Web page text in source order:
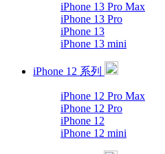
iPhone 13 Pro Max
iPhone 13 Pro
iPhone 13
iPhone 13 mini
iPhone 12 系列
iPhone 12 Pro Max
iPhone 12 Pro
iPhone 12
iPhone 12 mini